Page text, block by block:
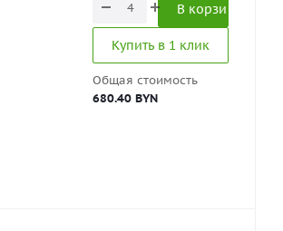
В корзину
Купить в 1 клик
Общая стоимость
680.40 BYN